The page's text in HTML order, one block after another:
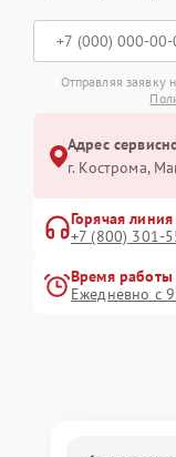
Отправляя заявку
Адрес
г. Кострома,
Горячая линия
+7 (800) 301-
Время работы
Ежедневно с